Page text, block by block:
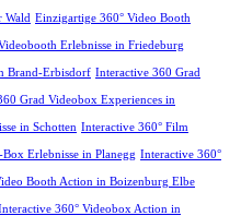
Wald Einzigartige 360° Video Booth
Erlebnisse in Friedeburg
Brand-Erbisdorf Interactive 360 Grad
Grad Videobox Experiences in
in Schotten Interactive 360° Film
Erlebnisse in Planegg Interactive 360°
Booth Action in Boizenburg Elbe
360° Videobox Action in